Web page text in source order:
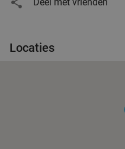
Locaties